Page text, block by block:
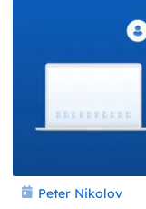
Peter Nikolov